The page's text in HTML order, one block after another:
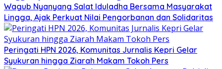
Wagub Nyanyang Salat Iduladha Bersama Masyarakat
Lingga, Ajak Perkuat Nilai Pengorbanan dan Solidaritas
Peringati HPN 2026, Komunitas Jurnalis Kepri Gelar
Syukuran hingga Ziarah Makam Tokoh Pers